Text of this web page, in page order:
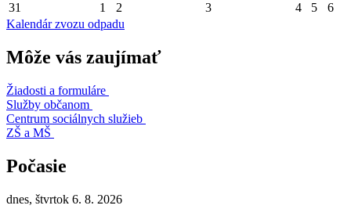
31
1 2 3 4 5
6
Kalendár zvozu odpadu
Môže vás zaujímať
Žiadosti a formuláre
Služby občanom
Centrum sociálnych služieb
ZŠ a MŠ
Počasie
dnes, štvrtok 6. 8. 2026